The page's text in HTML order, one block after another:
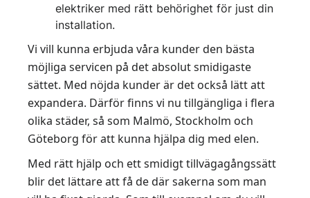
elektriker med rätt behörighet för just din
installation.
Vi vill kunna erbjuda våra kunder den bästa
möjliga servicen på det absolut smidigaste
sättet. Med nöjda kunder är det också lätt att
expandera. Därför finns vi nu tillgängliga i flera
olika städer, så som Malmö, Stockholm och
Göteborg för att kunna hjälpa dig med elen.
Med rätt hjälp och ett smidigt tillvägagångssätt
blir det lättare att få de där sakerna som man